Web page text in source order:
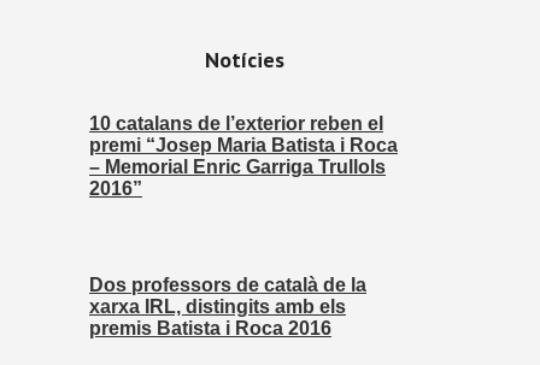
Notícies
10 catalans de l’exterior reben el
premi “Josep Maria Batista i Roca
– Memorial Enric Garriga Trullols
2016”
Dos professors de català de la
xarxa IRL, distingits amb els
premis Batista i Roca 2016